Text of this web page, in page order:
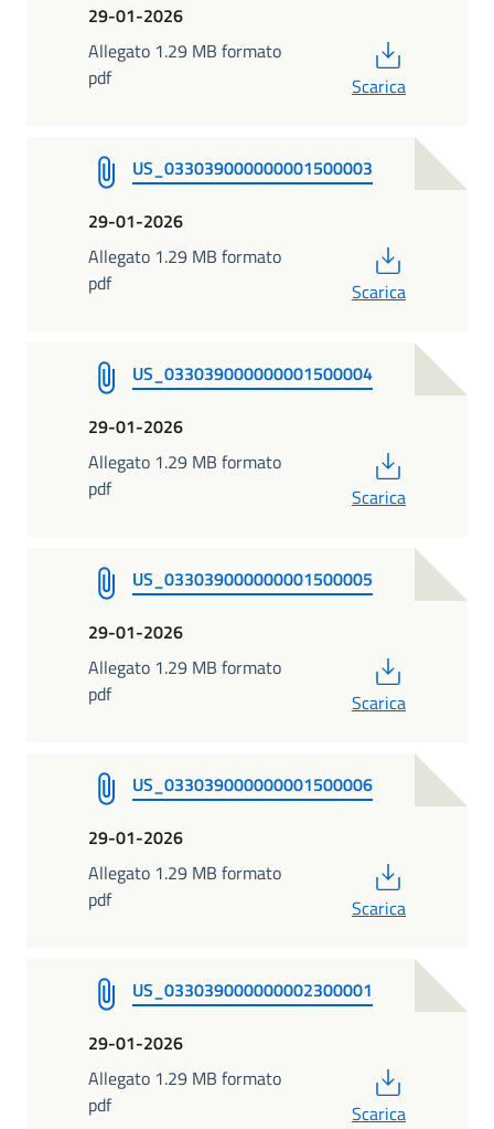
29-01-2026
Allegato 1.29 MB formato
pdf
Scarica
US_033039000000001500003
29-01-2026
Allegato 1.29 MB formato
pdf
Scarica
US_033039000000001500004
29-01-2026
Allegato 1.29 MB formato
pdf
Scarica
US_033039000000001500005
29-01-2026
Allegato 1.29 MB formato
pdf
Scarica
US_033039000000001500006
29-01-2026
Allegato 1.29 MB formato
pdf
Scarica
US_033039000000002300001
29-01-2026
Allegato 1.29 MB formato
pdf
Scarica